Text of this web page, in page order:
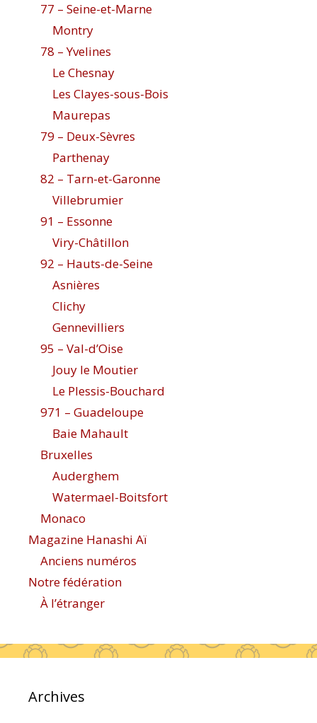
77 – Seine-et-Marne
Montry
78 – Yvelines
Le Chesnay
Les Clayes-sous-Bois
Maurepas
79 – Deux-Sèvres
Parthenay
82 – Tarn-et-Garonne
Villebrumier
91 – Essonne
Viry-Châtillon
92 – Hauts-de-Seine
Asnières
Clichy
Gennevilliers
95 – Val-d’Oise
Jouy le Moutier
Le Plessis-Bouchard
971 – Guadeloupe
Baie Mahault
Bruxelles
Auderghem
Watermael-Boitsfort
Monaco
Magazine Hanashi Aï
Anciens numéros
Notre fédération
À l’étranger
Archives